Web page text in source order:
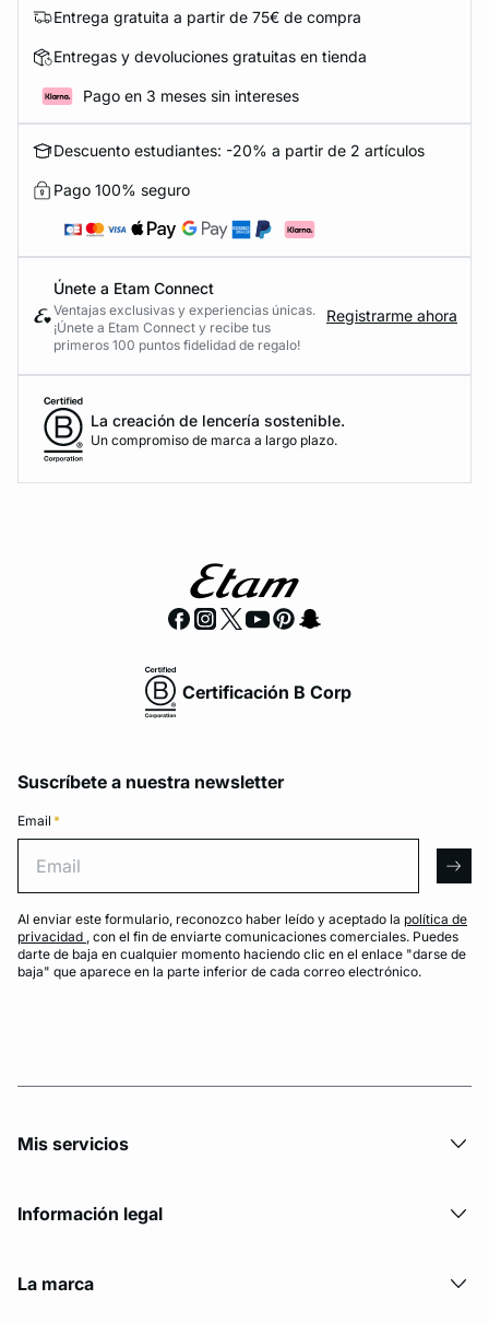
Entrega gratuita a partir de 75€ de compra
Entregas y devoluciones gratuitas en tienda
Pago en 3 meses sin intereses
Descuento estudiantes: -20% a partir de 2 artículos
Pago 100% seguro
Únete a Etam Connect
Ventajas exclusivas y experiencias únicas.
¡Únete a Etam Connect y recibe tus
primeros 100 puntos fidelidad de regalo!
Registrarme ahora
La creación de lencería sostenible.
Un compromiso de marca a largo plazo.
Certificación B Corp
Suscríbete a nuestra newsletter
Email *
Al enviar este formulario, reconozco haber leído y aceptado la política de
privacidad , con el fin de enviarte comunicaciones comerciales. Puedes
darte de baja en cualquier momento haciendo clic en el enlace "darse de
baja" que aparece en la parte inferior de cada correo electrónico.
Mis servicios
Información legal
La marca